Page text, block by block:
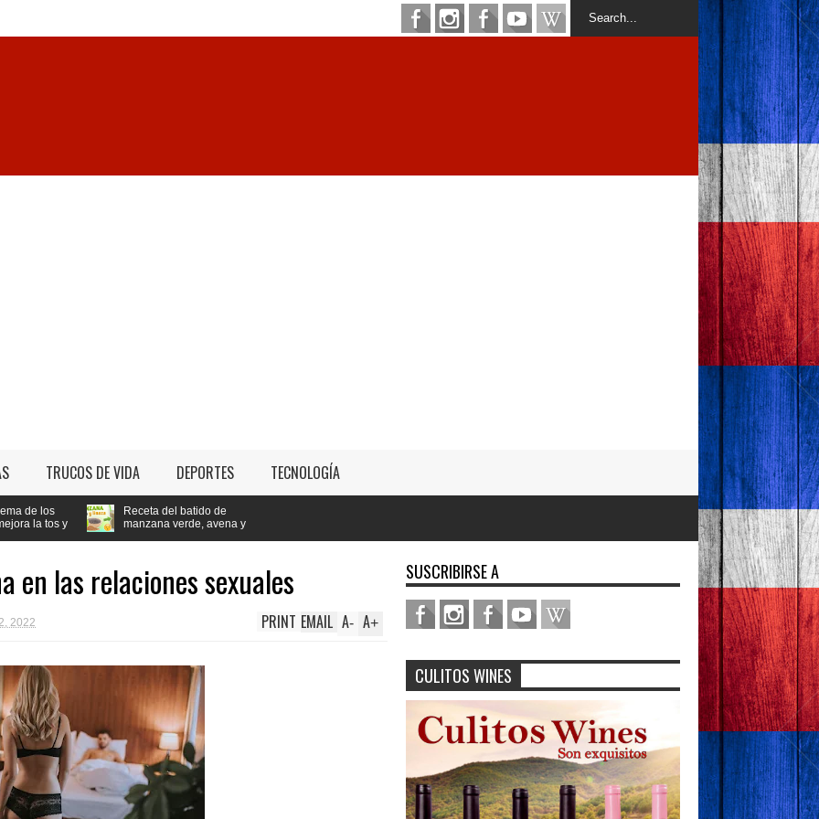
TRUCOS DE VIDA DEPORTES TECNOLOGÍA
y
Receta del batido de
manzana verde, avena y
en las relaciones sexuales
2022 A+
A-
EMAIL
PRINT
SUSCRIBIRSE A
CULITOS WINES